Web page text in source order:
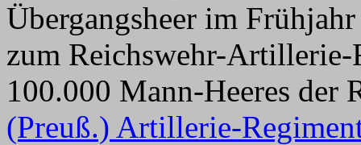
Übergangsheer im
zum Reichswehr-
100.000 Mann-Heeres der
(Preuß.) Artillerie-